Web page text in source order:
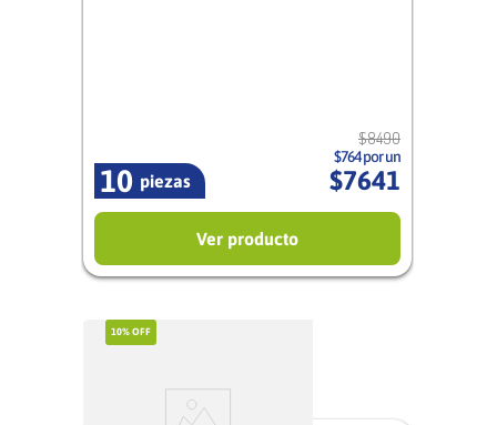
piezas
10
$8490
$764 por un
$7641
Ver producto
10% OFF